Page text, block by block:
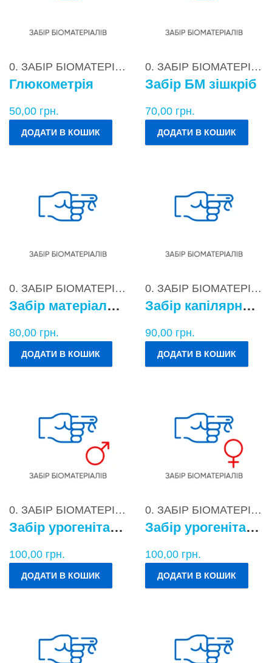
0. ЗАБІР БІОМАТЕРІАЛІВ
Глюкометрія
50,00 грн.
ДОДАТИ В КОШИК
0. ЗАБІР БІОМАТЕРІАЛІВ
Забір БМ зішкріб
70,00 грн.
ДОДАТИ В КОШИК
0. ЗАБІР БІОМАТЕРІАЛІВ
Забір матеріалу для бактеріологічних досліджень
80,00 грн.
ДОДАТИ В КОШИК
0. ЗАБІР БІОМАТЕРІАЛІВ
Забір капілярної крові
90,00 грн.
ДОДАТИ В КОШИК
0. ЗАБІР БІОМАТЕРІАЛІВ
Забір урогенітального БМ у чоловіків
100,00 грн.
ДОДАТИ В КОШИК
0. ЗАБІР БІОМАТЕРІАЛІВ
Забір урогенітального БМ у жінок
100,00 грн.
ДОДАТИ В КОШИК